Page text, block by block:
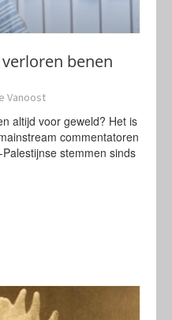
benen
Vanoost
altijd voor geweld? Het is
commentatoren
stemmen sinds